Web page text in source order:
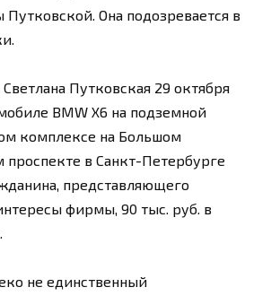
Путковской. Она подозревается в
Путковская 29 октября
BMW X6 на подземной
комплексе на Большом
проспекте в Санкт-Петербурге
представляющего
фирмы, 90 тыс. руб. в
не единственный